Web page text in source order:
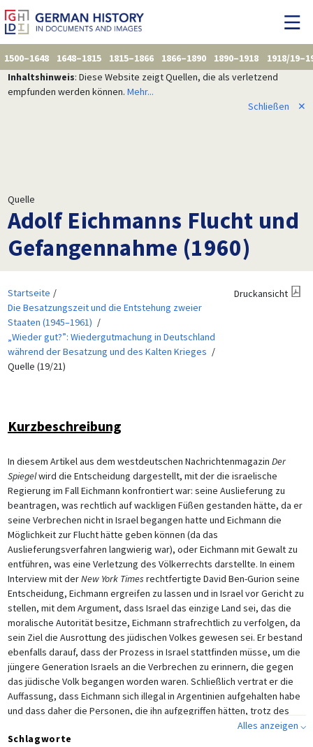
1500–1648 1648–1815 1815–1866 1866–1890 1890–1918
1918/
Inhaltshinweis: Diese Website zeigt Quellen, die als verletzend
empfunden werden können. Mehr...
Schließen
✕
Quelle
Adolf Eichmanns Flucht und
Gefangennahme (1960)
Startseite
Die Besatzungszeit und die Entstehung zweier
Staaten (1945–1961)
„Wieder gut?”: Wiedergutmachung in Deutschland
während der Besatzung und des Kalten Krieges
Quelle (19/21)
Druckansicht
Kurzbeschreibung
In diesem Artikel aus dem westdeutschen Nachrichtenmagazin Der
Spiegelwird die Entscheidung dargestellt, mit der die israelische
Regierung im Fall Eichmann konfrontiert war: seine Auslieferung zu
beantragen, was rechtlich auf wackligen Füßen gestanden hätte, da er
seine Verbrechen nicht in Israel begangen hatte und Eichmann die
Möglichkeit zur Flucht hätte geben können (da das
Auslieferungsverfahren langwierig war), oder Eichmann mit Gewalt zu
entführen, was eine Verletzung des Völkerrechts darstellte. In einem
Interview mit derNew York Times rechtfertigte David Ben-Gurion seine
Entscheidung, Eichmann ergreifen zu lassen und in Israel vor Gericht zu
stellen, mit dem Argument, dass Israel das einzige Land sei, das die
moralische Autorität besitze, Eichmann strafrechtlich zu verfolgen, da
sein Ziel die Ausrottung des jüdischen Volkes gewesen sei. Er bestand
ebenfalls darauf, dass der Prozess in Israel stattfinden müsse, um die
jüngere Generation Israels an die Verbrechen zu erinnern, die gegen
das jüdische Volk begangen worden waren. Schließlich vertrat er die
Auffassung, dass Eichmann sich illegal in Argentinien aufgehalten habe
und dass daher die Personen, die ihn aufgegriffen hätten, trotz des
Verstoßes gegen das Völkerrecht einer höheren moralischen
Verpflichtung unterlägen. Somit sei die Art und Weise, wie sie die
Alles anzeigen ⌵
Schlagworte